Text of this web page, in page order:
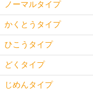
ノーマルタイプ
かくとうタイプ
ひこうタイプ
どくタイプ
じめんタイプ